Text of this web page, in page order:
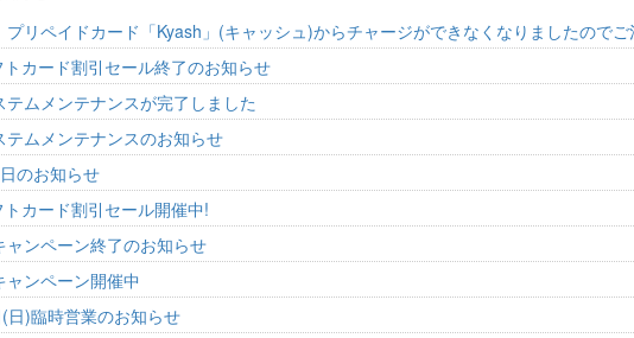
プリペイドカード「Kyash」(キャッシュ)からチャージができなくなりましたので
カード割引セール終了のお知らせ
テムメンテナンスが完了しました
テムメンテナンスのお知らせ
のお知らせ
カード割引セール開催中!
ャンペーン終了のお知らせ
ャンペーン開催中
日)臨時営業のお知らせ